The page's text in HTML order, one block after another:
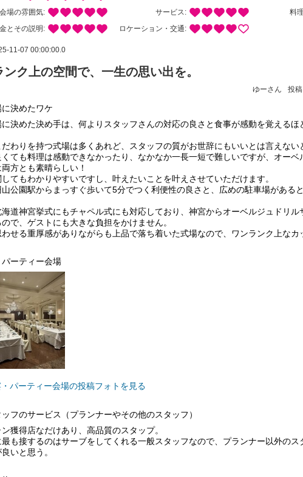
会場の雰囲気: サービス:
料
とその説明:
ロケーション・交通:
11-07 00:00:00.0
ンク上の空間で、一生の思い出を。
ゆーさん 投
に決めたワケ
に決めた決め手は、何よりスタッフさんの対応の良さと食事が感動を覚える
わりを持つ式場は多くあれど、スタッフの質がお世辞にもいいとは言えない
くても料理は感動できなかったり、なかなか一長一短で難しいですが、オーベ
方とも素晴らしい！
てもわかりやすいですし、叶えたいことを叶えさせていただけます。
公園駅からまっすぐ歩いて5分でつく利便性の良さと、広めの駐車場がある
海道神宮挙式にもチャペル式にも対応しており、神宮からオーベルジュドリル
で、ゲストにも大きな負担をかけません。
せる重厚感がありながらも上品で落ち着いた式場なので、ワンランク上なカ
ーティー会場
パーティー会場の投稿フォトを見る
フのサービス（プランナーやその他のスタッフ）
ン獲得店なだけあり、高品質のスタップ。
も接するのはサーブをしてくれる一般スタッフなので、プランナー以外のス
いと思う。